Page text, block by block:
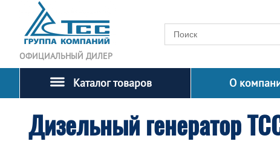
ОФИЦИАЛЬНЫЙ ДИЛЕР
Каталог товаров О
Дизельный генератор